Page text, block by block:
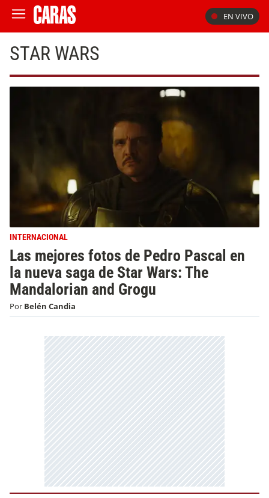
EN VIVO
STAR WARS
INTERNACIONAL
Las mejores fotos de Pedro Pascal en
la nueva saga de Star Wars: The
Mandalorian and Grogu
Por Belén Candia